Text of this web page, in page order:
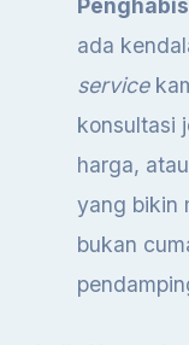
ada
service
konsultasi
harga,
yang bikin
bukan